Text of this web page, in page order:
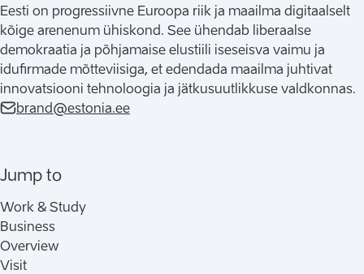
Eesti on progressiivne Euroopa riik ja maailma digitaalselt
kõige arenenum ühiskond. See ühendab liberaalse
demokraatia ja põhjamaise elustiili iseseisva vaimu ja
idufirmade mõtteviisiga, et edendada maailma juhtivat
innovatsiooni tehnoloogia ja jätkusuutlikkuse valdkonnas.
brand@estonia.ee
Jump to
Work & Study
Business
Overview
Visit